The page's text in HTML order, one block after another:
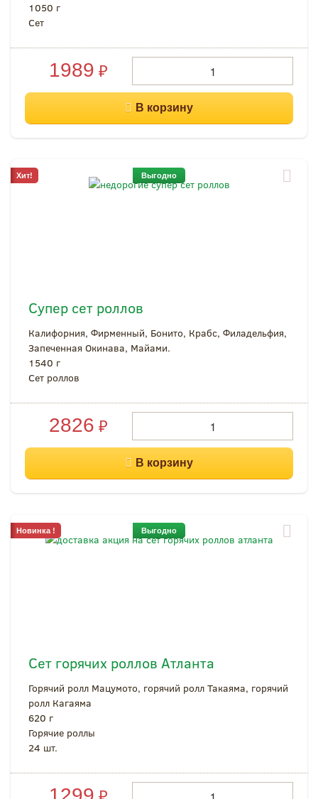
1050 г
Cет
1989 ₽
Супер сет роллов
Калифорния, Фирменный, Бонито, Крабс, Филадельфия,
Запеченная Окинава, Майами.
1540 г
Сет роллов
2826 ₽
Хит! Выгодно
Сет горячих роллов Атланта
Горячий ролл Мацумото, горячий ролл Такаяма, горячий
ролл Кагаяма
620 г
Горячие роллы
24 шт.
Новинка ! Выгодно